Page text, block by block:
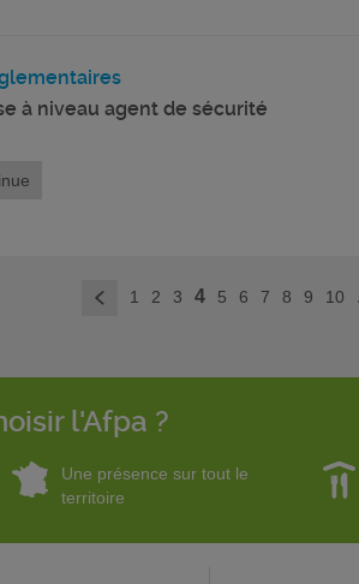
à niveau agent de sécurité
< 1 2 3 4 5 6 7 8 9 10
l'Afpa ?
Une présence sur tout le
territoire